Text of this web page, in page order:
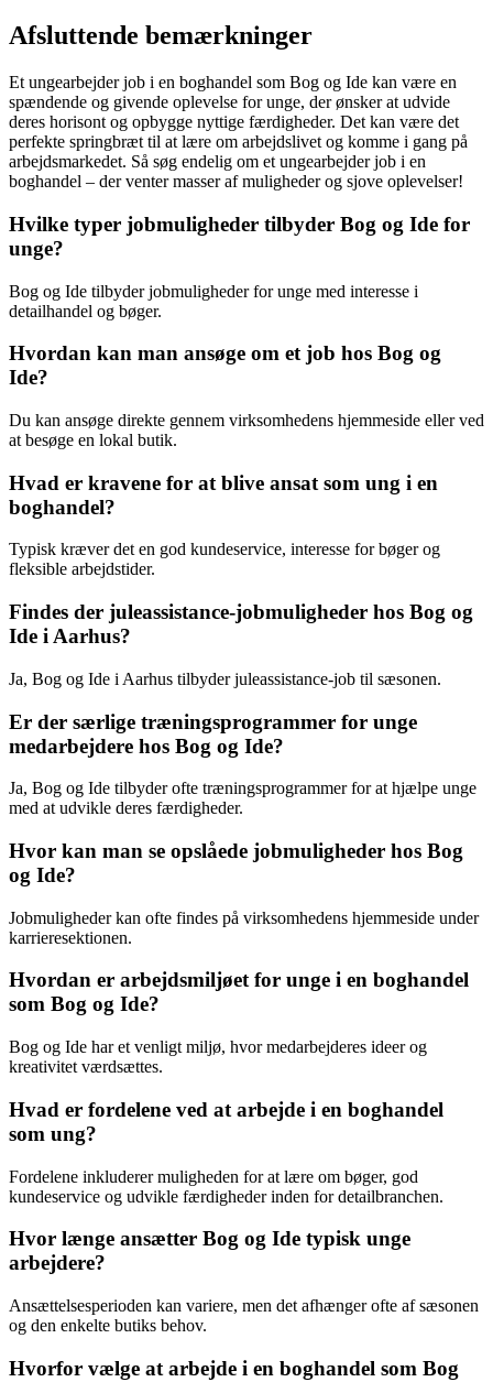
Afsluttende bemærkninger
Et ungearbejder job i en boghandel som Bog og Ide kan være en
spændende og givende oplevelse for unge, der ønsker at udvide
deres horisont og opbygge nyttige færdigheder. Det kan være det
perfekte springbræt til at lære om arbejdslivet og komme i gang på
arbejdsmarkedet. Så søg endelig om et ungearbejder job i en
boghandel – der venter masser af muligheder og sjove oplevelser!
Hvilke typer jobmuligheder tilbyder Bog og Ide for
unge?
Bog og Ide tilbyder jobmuligheder for unge med interesse i
detailhandel og bøger.
Hvordan kan man ansøge om et job hos Bog og
Ide?
Du kan ansøge direkte gennem virksomhedens hjemmeside eller ved
at besøge en lokal butik.
Hvad er kravene for at blive ansat som ung i en
boghandel?
Typisk kræver det en god kundeservice, interesse for bøger og
fleksible arbejdstider.
Findes der juleassistance-jobmuligheder hos Bog og
Ide i Aarhus?
Ja, Bog og Ide i Aarhus tilbyder juleassistance-job til sæsonen.
Er der særlige træningsprogrammer for unge
medarbejdere hos Bog og Ide?
Ja, Bog og Ide tilbyder ofte træningsprogrammer for at hjælpe unge
med at udvikle deres færdigheder.
Hvor kan man se opslåede jobmuligheder hos Bog
og Ide?
Jobmuligheder kan ofte findes på virksomhedens hjemmeside under
karrieresektionen.
Hvordan er arbejdsmiljøet for unge i en boghandel
som Bog og Ide?
Bog og Ide har et venligt miljø, hvor medarbejderes ideer og
kreativitet værdsættes.
Hvad er fordelene ved at arbejde i en boghandel
som ung?
Fordelene inkluderer muligheden for at lære om bøger, god
kundeservice og udvikle færdigheder inden for detailbranchen.
Hvor længe ansætter Bog og Ide typisk unge
arbejdere?
Ansættelsesperioden kan variere, men det afhænger ofte af sæsonen
og den enkelte butiks behov.
Hvorfor vælge at arbejde i en boghandel som Bog